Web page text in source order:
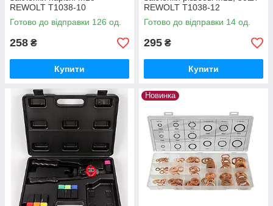
REWOLT T1038-10
Готово до відправки 126 од.
258 ₴
Купити
REWOLT T1038-12
Готово до відправки 14 од.
295 ₴
Купити
Новинка